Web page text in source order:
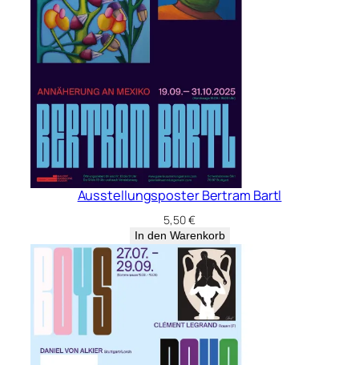
Ausstellungsposter Bertram Bartl
5,50€
In den Warenkorb